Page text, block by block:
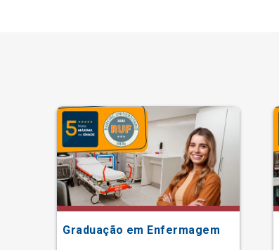
Graduação em Enfermagem